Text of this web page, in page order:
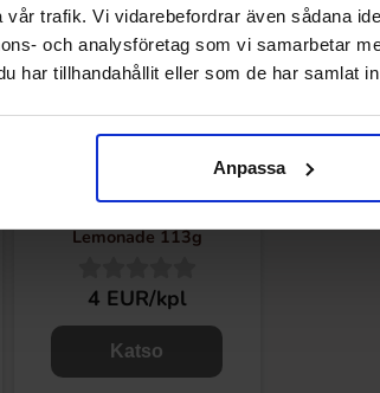
trafik. Vi vidarebefordrar även sådana
och analysföretag som vi samarbetar
har tillhandahållit eller som de har samlat
Anpassa
Lemonade 113g
4 EUR/kpl
Katso